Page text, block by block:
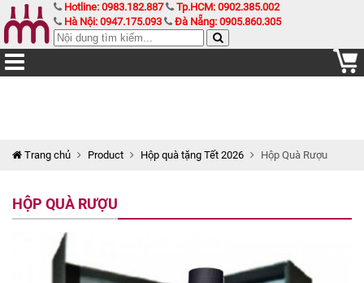
Hotline: 0983.182.887
Tp.HCM: 0902.385.002
Hà Nội: 0947.175.093
Đà Nẵng: 0905.860.305
Trang chủ Product Hộp quà tặng Tết 2026 Hộp Quà Rượu
HỘP QUÀ RƯỢU